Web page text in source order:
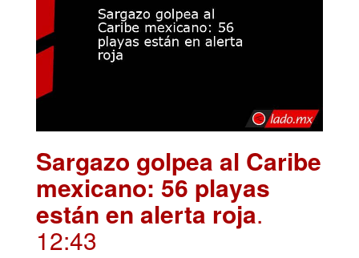
Sargazo golpea al Caribe
mexicano: 56 playas
están en alerta roja.
12:43